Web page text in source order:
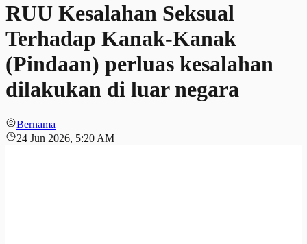
RUU Kesalahan Seksual
Terhadap Kanak-Kanak
(Pindaan) perluas kesalahan
dilakukan di luar negara
Bernama
24 Jun 2026, 5:20 AM